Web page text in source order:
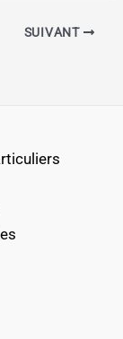
SUIVANT